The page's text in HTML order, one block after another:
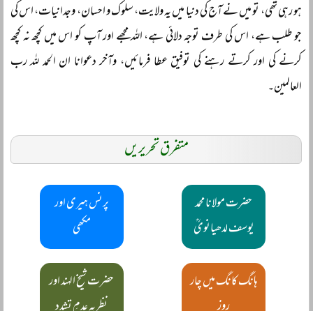
ہو رہی تھی، تو میں نے آج کی دنیا میں یہ ولایت، سلوک و احسان، وجدانیات، اس کی
جو طلب ہے، اس کی طرف توجہ دلائی ہے، اللہ مجھے اور آپ کو اس میں کچھ نہ کچھ
کرنے کی اور کرتے رہنے کی توفیق عطا فرمائیں، وآخر دعوانا ان الحمد للہ رب
العالمین۔
متفرق تحریریں
حضرت مولانا محمد
یوسف لدھیانویؒ
پرنس ہیری اور
مکھی
ہانگ کانگ میں چار
حضرت شیخ الہند اور